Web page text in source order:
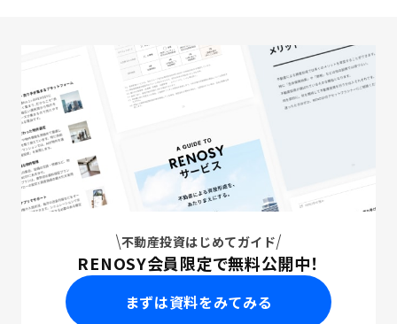
ほど大きな問題ではないが、営業の方が良いだけに勿体
無く感じた。単なる説明担当ならば要らないのでは？(も
ちろん、重要事項説明が必須である点は理解している)
不動産投資はじめてガイド
RENOSY会員限定で無料公開中！
まずは資料をみてみる